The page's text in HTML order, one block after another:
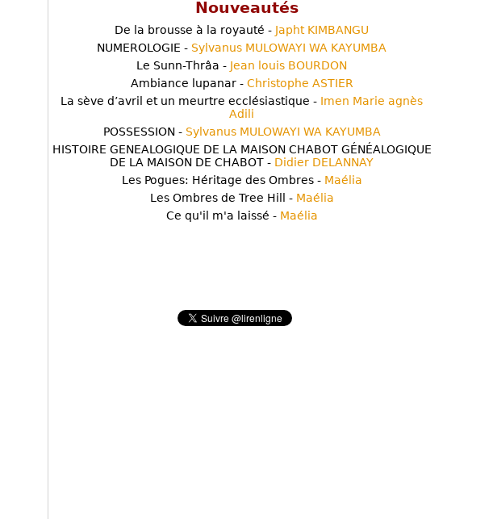
Nouveautés
De la brousse à la royauté - Japht KIMBANGU
NUMEROLOGIE - Sylvanus MULOWAYI WA KAYUMBA
Le Sunn-Thrâa - Jean louis BOURDON
Ambiance lupanar - Christophe ASTIER
La sève d’avril et un meurtre ecclésiastique - Imen Marie agnès
Adili
POSSESSION - Sylvanus MULOWAYI WA KAYUMBA
HISTOIRE GENEALOGIQUE DE LA MAISON CHABOT GÉNÉALOGIQUE
DE LA MAISON DE CHABOT - Didier DELANNAY
Les Pogues: Héritage des Ombres - Maélia
Les Ombres de Tree Hill - Maélia
Ce qu'il m'a laissé - Maélia